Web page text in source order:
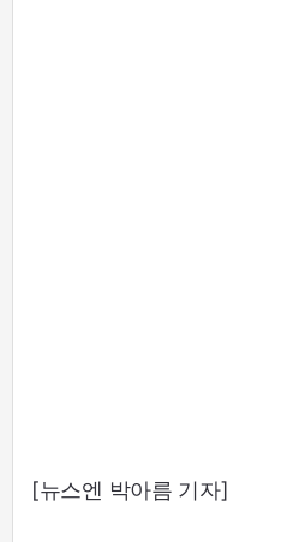
[뉴스엔 박아름 기자]